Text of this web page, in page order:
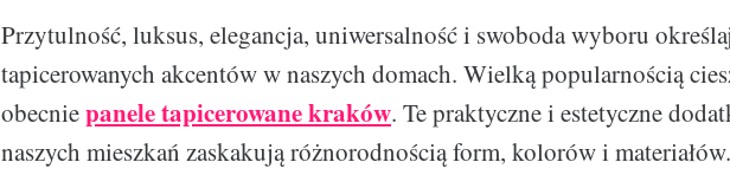
Przytulność, luksus, elegancja, uniwersalność i swoboda wyboru
tapicerowanych akcentów w naszych domach. Wielką popularnością
obecniepanele tapicerowane kraków. Te praktyczne i estetyczne
naszych mieszkań zaskakują różnorodnością form, kolorów i materiałów.